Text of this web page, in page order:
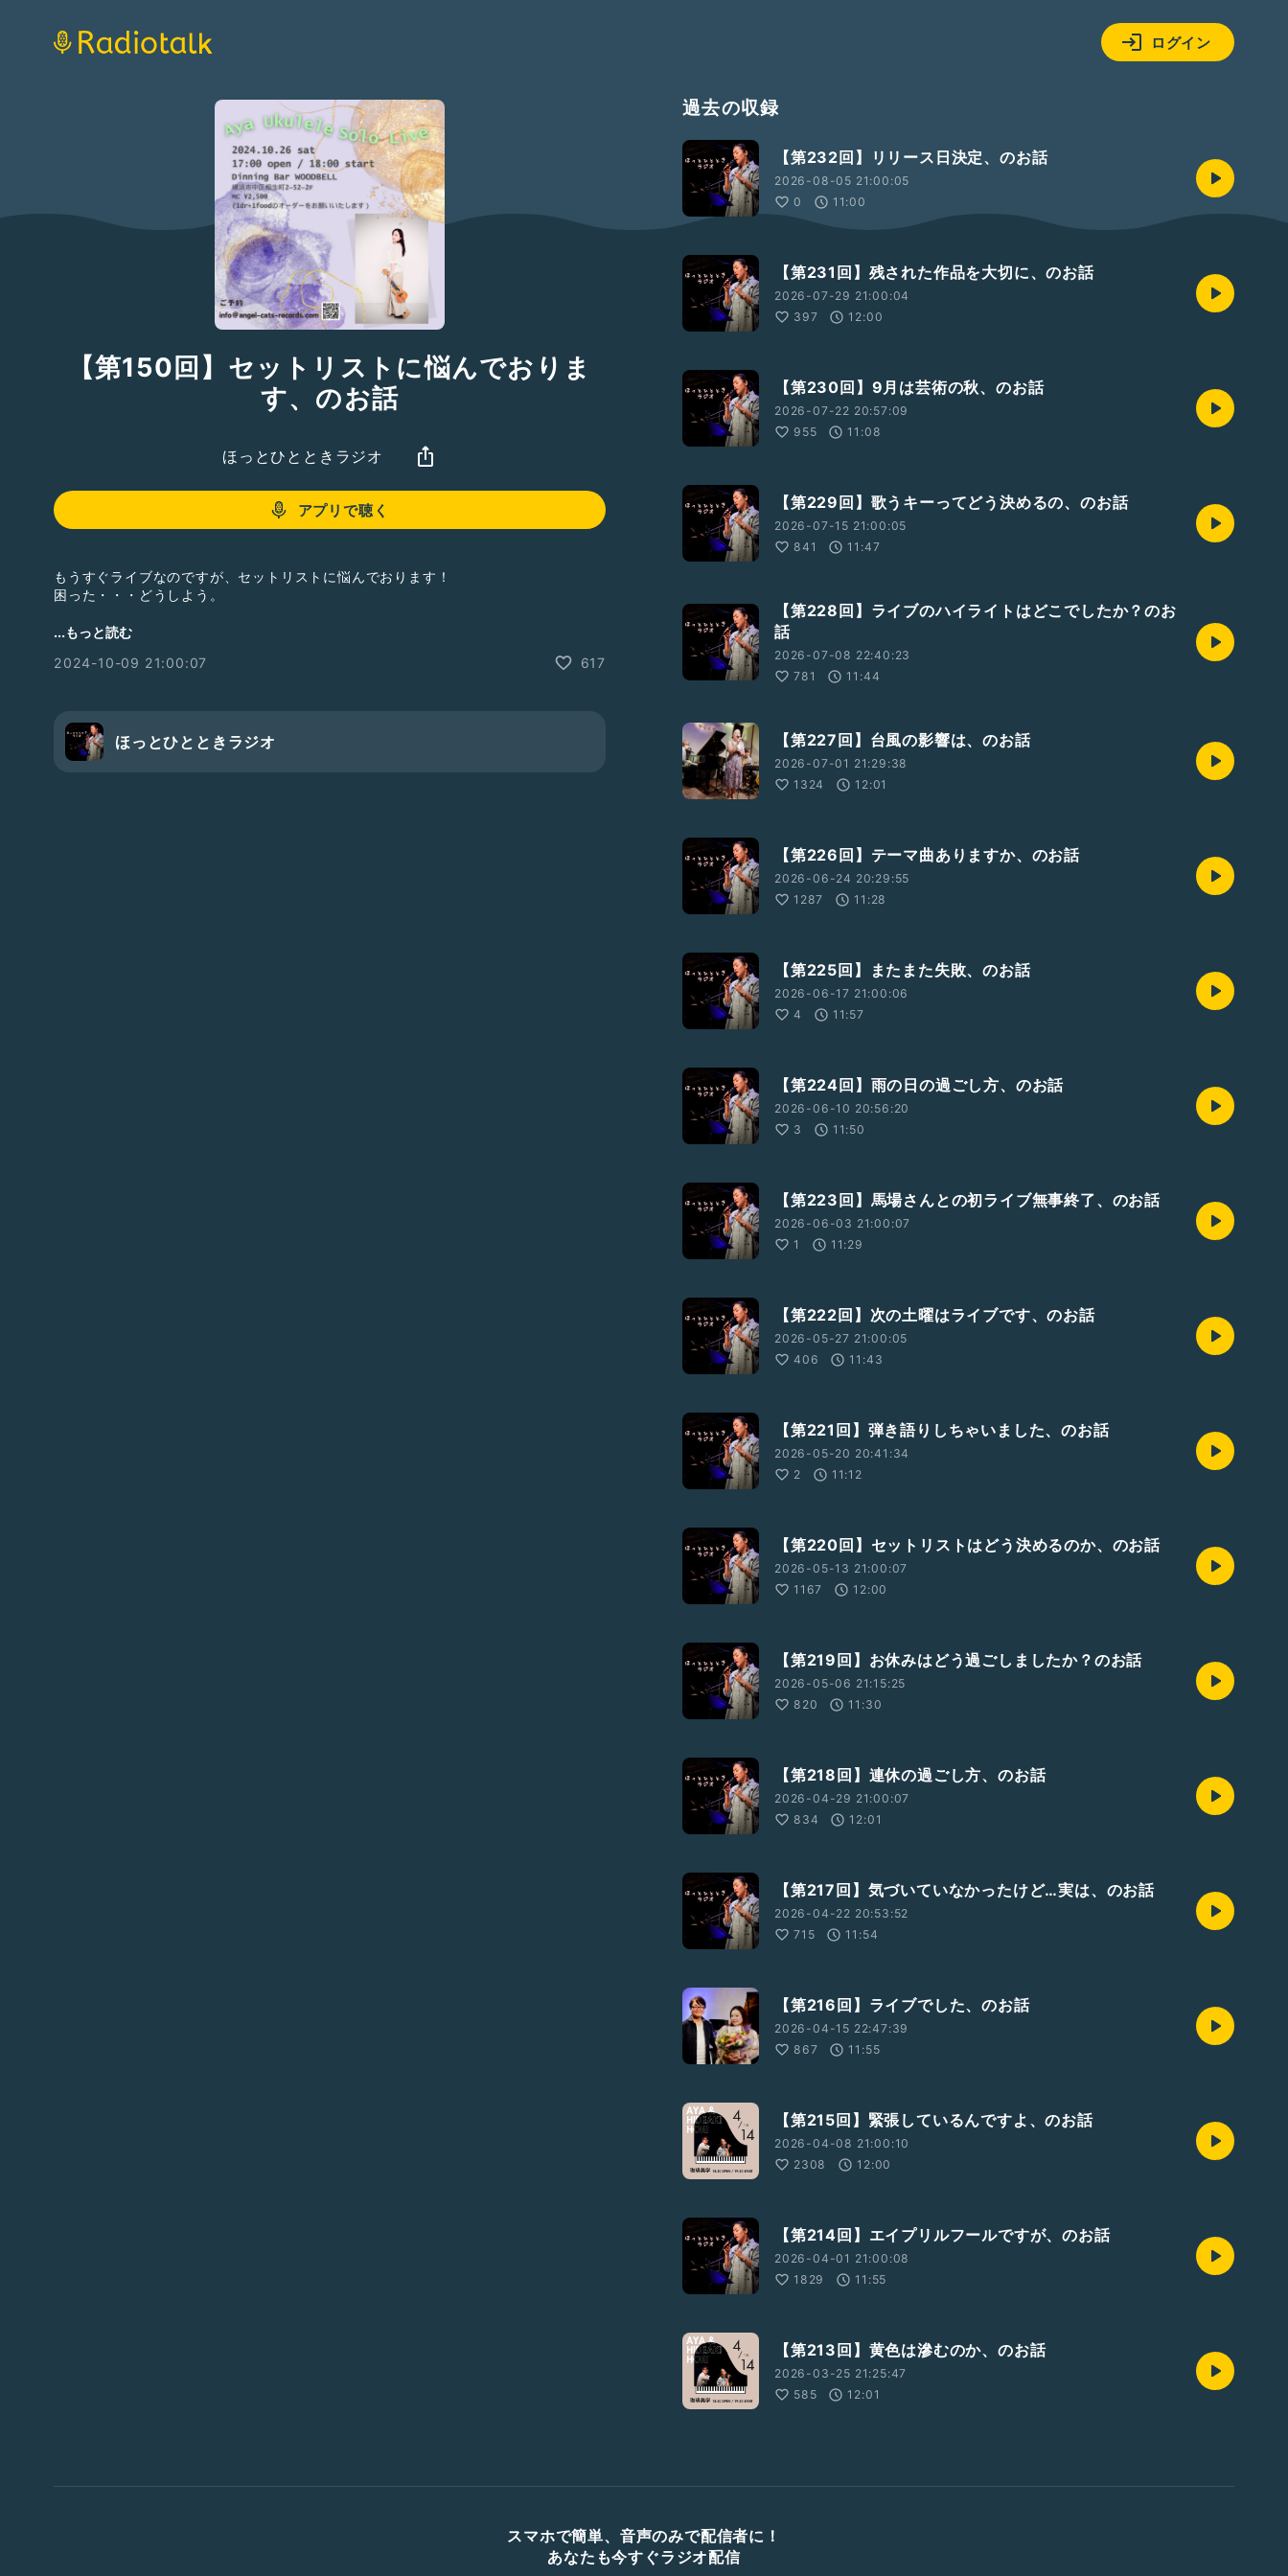
ログイン
【第150回】セットリストに悩んでおりま
す、のお話
ほっとひとときラジオ
アプリで聴く
もうすぐライブなのですが、セットリストに悩んでおります！
困った・・・どうしよう。
ということで、そんな気持ちを整理するべく、お話いたしました。
びっくりするような方が聞いてくださっていることもあり、無謀なことをしたことを
さて、そろそろライブです♪
ぜひ遊びにいらして下さいね。
...もっと読む
2024-10-09 21:00:07
617
ほっとひとときラジオ
過去の収録
【第232回】リリース日決定、のお話
2026-08-05 21:00:05
0
11:00
【第231回】残された作品を大切に、のお話
2026-07-29 21:00:04
397
12:00
【第230回】9月は芸術の秋、のお話
2026-07-22 20:57:09
955
11:08
【第229回】歌うキーってどう決めるの、のお話
2026-07-15 21:00:05
841
11:47
【第228回】ライブのハイライトはどこでしたか？のお
話
2026-07-08 22:40:23
781
11:44
【第227回】台風の影響は、のお話
2026-07-01 21:29:38
1324
12:01
【第226回】テーマ曲ありますか、のお話
2026-06-24 20:29:55
1287
11:28
【第225回】またまた失敗、のお話
2026-06-17 21:00:06
4
11:57
【第224回】雨の日の過ごし方、のお話
2026-06-10 20:56:20
3
11:50
【第223回】馬場さんとの初ライブ無事終了、のお話
2026-06-03 21:00:07
1
11:29
【第222回】次の土曜はライブです、のお話
2026-05-27 21:00:05
406
11:43
【第221回】弾き語りしちゃいました、のお話
2026-05-20 20:41:34
2
11:12
【第220回】セットリストはどう決めるのか、のお話
2026-05-13 21:00:07
1167
12:00
【第219回】お休みはどう過ごしましたか？のお話
2026-05-06 21:15:25
820
11:30
【第218回】連休の過ごし方、のお話
2026-04-29 21:00:07
834
12:01
【第217回】気づいていなかったけど…実は、のお話
2026-04-22 20:53:52
715
11:54
【第216回】ライブでした、のお話
2026-04-15 22:47:39
867
11:55
【第215回】緊張しているんですよ、のお話
2026-04-08 21:00:10
2308
12:00
【第214回】エイプリルフールですが、のお話
2026-04-01 21:00:08
1829
11:55
【第213回】黄色は滲むのか、のお話
2026-03-25 21:25:47
585
12:01
スマホで簡単、音声のみで配信者に！
あなたも今すぐラジオ配信